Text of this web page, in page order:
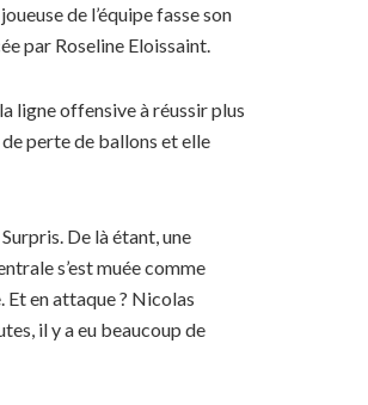
de l’équipe fasse son
par Roseline Eloissaint.
ligne offensive à réussir plus
perte de ballons et elle
De là étant, une
s’est muée comme
Et en attaque ? Nicolas
il y a eu beaucoup de